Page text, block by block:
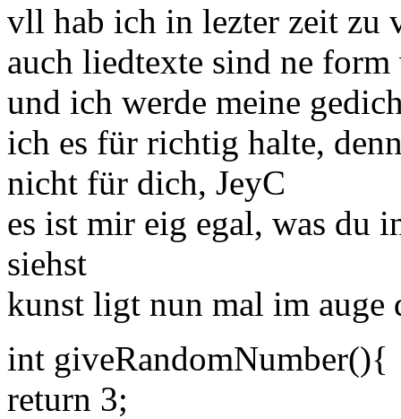
vll hab ich in lezter zeit zu
auch liedtexte sind ne
und ich werde meine
ich es für richtig halte,
nicht für dich, JeyC
es ist mir eig egal, was du
siehst
kunst ligt nun mal im auge
int giveRandomNumber(){
return 3;